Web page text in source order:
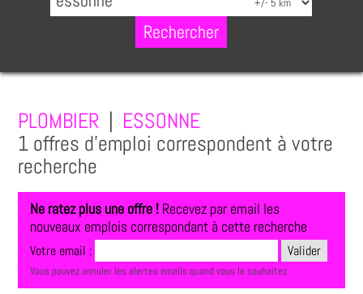
PLOMBIER
ESSONNE
1 offres d'emploi correspondent à votre
recherche
Ne ratez plus une offre ! Recevez par email les
nouveaux emplois correspondant à cette recherche
Votre email :
Vous pouvez annuler les alertes emails quand vous le souhaitez.